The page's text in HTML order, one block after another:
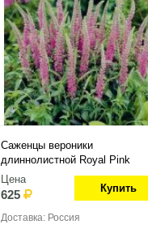
Саженцы вероники
длиннолистной Royal Pink
Цена
625 Купить
Доставка: Россия